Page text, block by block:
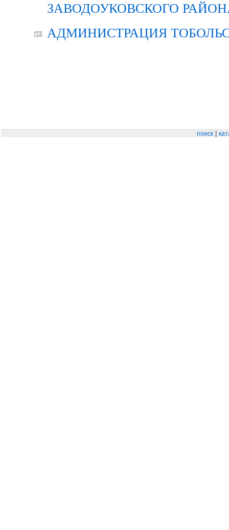
ЗАВОДОУКОВСКОГО
АДМИНИСТРАЦИЯ
поиск